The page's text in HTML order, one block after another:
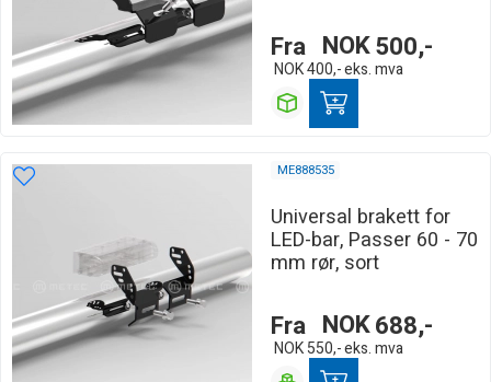
Fra NOK500,-
NOK400,-eks. mva
ME888535
Universal brakett for
LED-bar, Passer 60 - 70
mm rør, sort
Fra NOK688,-
NOK 550,-eks. mva